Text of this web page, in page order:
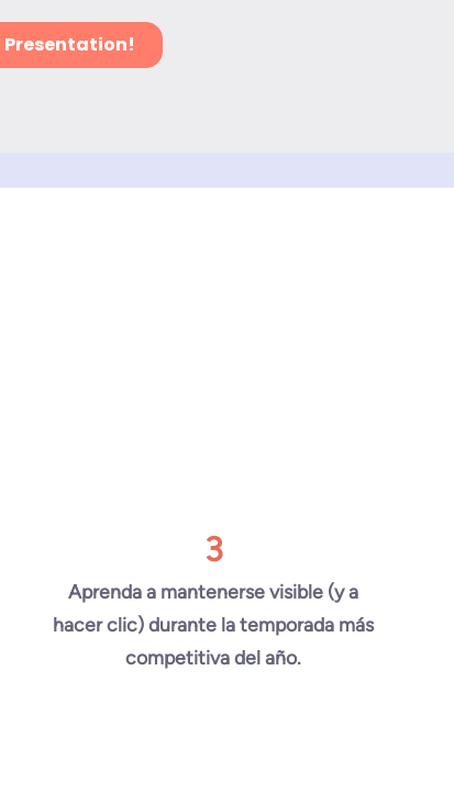
3
Aprenda a mantenerse visible (y a
hacer clic) durante la temporada más
competitiva del año.